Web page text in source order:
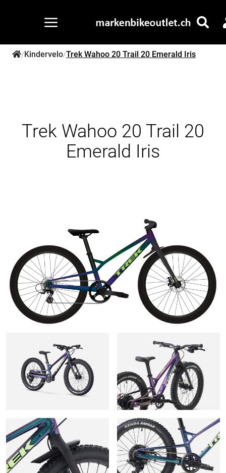
/Kindervelo/Trek Wahoo 20 Trail 20 Emerald Iris
Trek Wahoo 20 Trail 20
Emerald Iris